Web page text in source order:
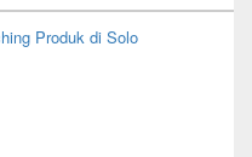
Produk di Solo